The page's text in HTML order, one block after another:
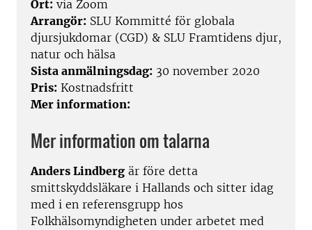
Ort: via Zoom
Arrangör: SLU Kommitté för globala
djursjukdomar (CGD) & SLU Framtidens djur,
natur och hälsa
Sista anmälningsdag: 30 november 2020
Pris: Kostnadsfritt
Mer information:
Mer information om talarna
Anders Lindberg är före detta
smittskyddsläkare i Hallands och sitter idag
med i en referensgrupp hos
Folkhälsomyndigheten under arbetet med